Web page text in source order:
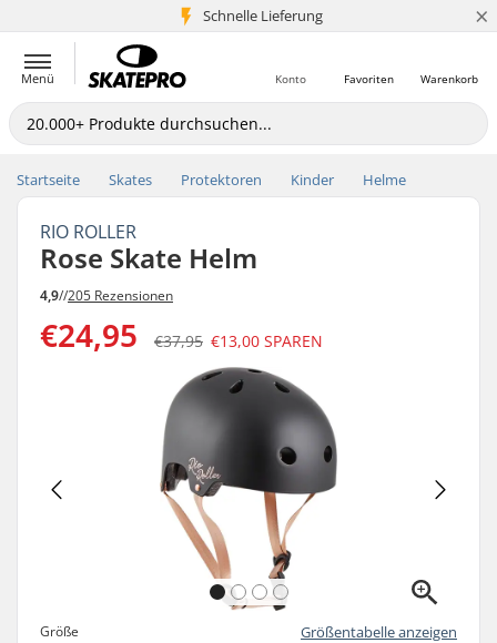
Schnelle Lieferung
5+ Mio. Kunden ×
Menü Warenkorb
Favoriten
Konto
Startseite Skates Protektoren Kinder Helme
RIO ROLLER
Rose Skate Helm
4,9//205 Rezensionen
€24,95 €37,95 €13,00 SPAREN
Größe Größentabelle anzeigen